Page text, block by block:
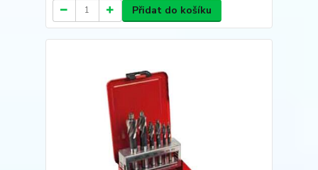
Přidat do košíku